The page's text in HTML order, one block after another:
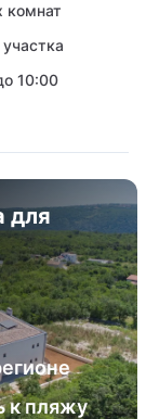
комнат
10:00
для
к пляжу